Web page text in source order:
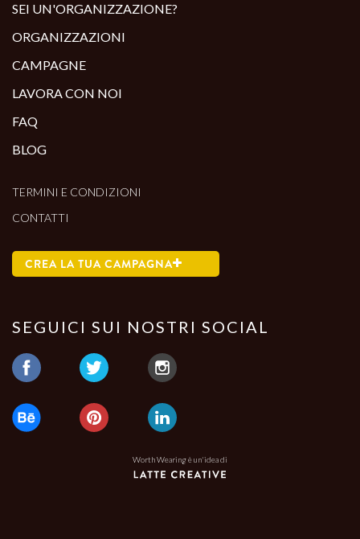
SEI UN'ORGANIZZAZIONE?
ORGANIZZAZIONI
CAMPAGNE
LAVORA CON NOI
FAQ
BLOG
TERMINI E CONDIZIONI
CONTATTI
CREA LA TUA CAMPAGNA
SEGUICI SUI NOSTRI SOCIAL
Worth Wearing è un'idea di